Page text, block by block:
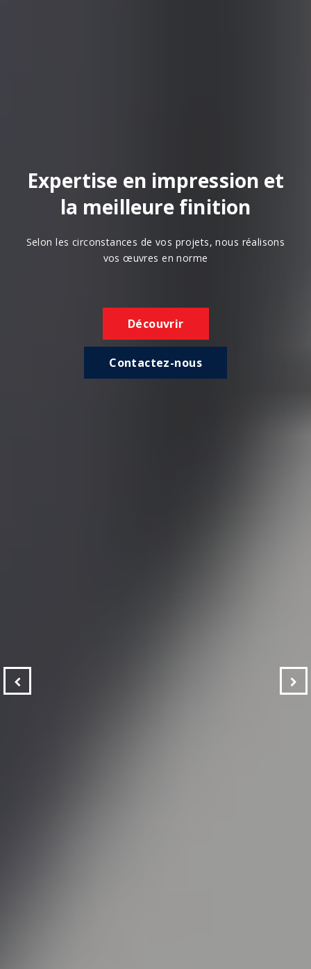
Expertise en impression et
la meilleure finition
Selon les circonstances de vos projets, nous réalisons
vos œuvres en norme
Découvrir
Contactez-nous